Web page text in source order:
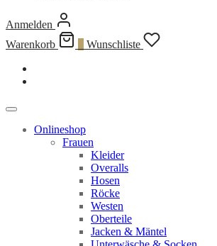
Anmelden
Warenkorb
Wunschliste
Onlineshop
Frauen
Kleider
Overalls
Hosen
Röcke
Westen
Oberteile
Jacken & Mäntel